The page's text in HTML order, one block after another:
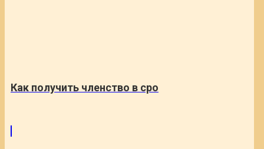
Как получить членство в сро